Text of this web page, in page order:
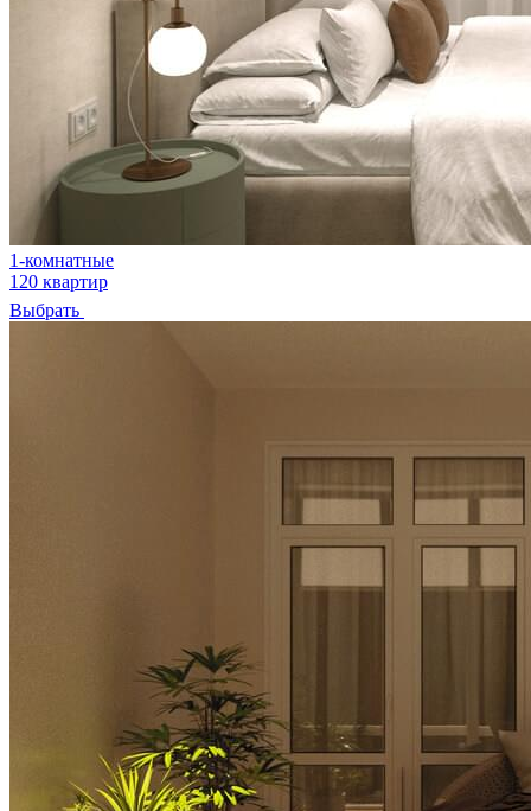
1-комнатные
120 квартир
Выбрать